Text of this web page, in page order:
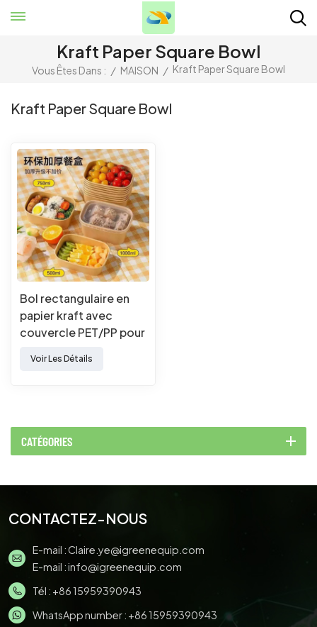
Kraft Paper Square Bowl
Vous Êtes Dans : / MAISON / Kraft Paper Square Bowl
Kraft Paper Square Bowl
Bol rectangulaire en
papier kraft avec
couvercle PET/PP pour
à emporter
Voir Les Détails
CATÉGORIES
CONTACTEZ-NOUS
E-mail :Claire.ye@igreenequip.com
E-mail :info@igreenequip.com
Tél : +86 15959390943
WhatsApp number : +86 15959390943